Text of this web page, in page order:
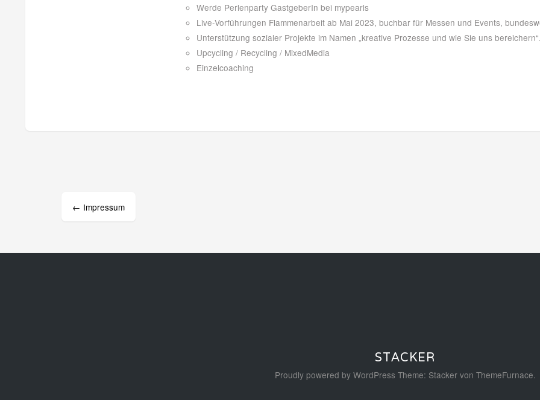
Werde Perlenparty GastgeberIn bei mypearls
Live-Vorführungen Flammenarbeit ab Mai 2023, buchbar für Messen und Events,
Unterstützung sozialer Projekte im Namen „kreative Prozesse und wie Sie uns bereichern“.
Upcycling / Recycling / MixedMedia
Einzelcoaching
← Impressum
STACKER
Proudly powered by WordPress Theme: Stacker von ThemeFurnace.